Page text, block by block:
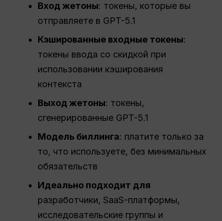
Вход жетоны: токены, которые вы
отправляете в GPT-5.1
Кэшированные входные токены:
токены ввода со скидкой при
использовании кэширования
контекста
Выход жетоны: токены,
сгенерированные GPT-5.1
Модель биллинга: платите только за
то, что используете, без минимальных
обязательств
Идеально подходит для
разработчики, SaaS-платформы,
исследовательские группы и